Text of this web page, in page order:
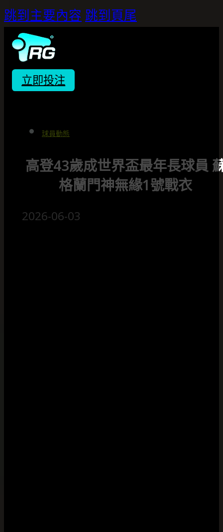
跳到主要內容 跳到頁尾
立即投注
球員動態
高登43歲成世界盃最年長球員
格蘭門神無緣1號戰衣
2026-06-03